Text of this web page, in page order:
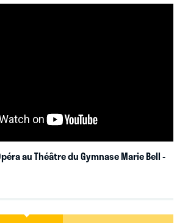
au Théâtre du Gymnase Marie Bell-